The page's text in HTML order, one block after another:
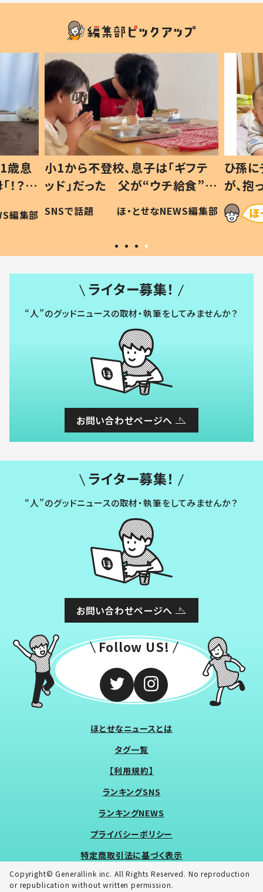
歳息
？」
編集部
小1から不登校、息子は「ギフテ
ッド」だった 父が“ウチ給食”を
作り続ける理由とは #令和の親
#令和の子
SNSで話題 ほ・とせなNEWS編集部
ひ孫
が、
「涙が
い」
ライター募集！
“人”のグッドニュースの取材・執筆をしてみませんか？
お問い合わせページへ
ライター募集！
“人”のグッドニュースの取材・執筆をしてみませんか？
お問い合わせページへ
Follow US!
ほとせなニュースとは
タグ一覧
【利用規約】
ランキングSNS
ランキングNEWS
プライバシーポリシー
特定商取引法に基づく表示
Copyright© Generallink inc. All Rights Reserved. No reproduction
or republication without written permission.